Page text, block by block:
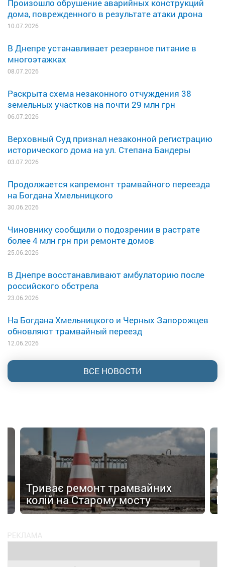
Произошло обрушение аварийных конструкций
дома, поврежденного в результате атаки дрона
10.07.2026
В Днепре устанавливает резервное питание в
многоэтажках
08.07.2026
Раскрыта схема незаконного отчуждения 38
земельных участков на почти 29 млн грн
06.07.2026
Верховный Суд признал незаконной регистрацию
исторического дома на ул. Степана Бандеры
03.07.2026
Продолжается капремонт трамвайного переезда
на Богдана Хмельницкого
30.06.2026
Чиновнику сообщили о подозрении в растрате
более 4 млн грн при ремонте домов
25.06.2026
В Днепре восстанавливают амбулаторию после
российского обстрела
23.06.2026
На Богдана Хмельницкого и Черных Запорожцев
обновляют трамвайный переезд
12.06.2026
ВСЕ НОВОСТИ
Триває ремонт трамвайних
колій на Старому мосту